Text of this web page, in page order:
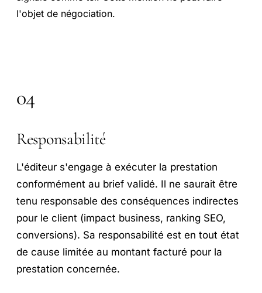
l'objet de négociation.
04
Responsabilité
L'éditeur s'engage à exécuter la prestation
conformément au brief validé. Il ne saurait être
tenu responsable des conséquences indirectes
pour le client (impact business, ranking SEO,
conversions). Sa responsabilité est en tout état
de cause limitée au montant facturé pour la
prestation concernée.